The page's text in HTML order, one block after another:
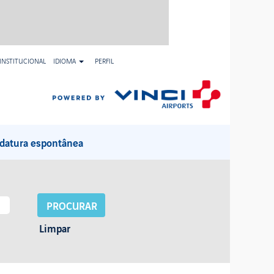
INSTITUCIONAL IDIOMA PERFIL
espontânea
Limpar